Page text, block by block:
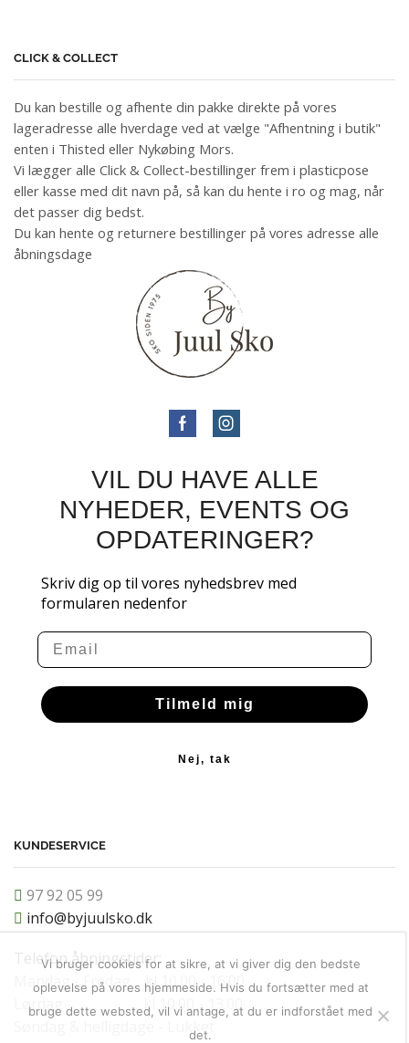
CLICK & COLLECT
Du kan bestille og afhente din pakke direkte på vores
lageradresse alle hverdage ved at vælge "Afhentning i butik"
enten i Thisted eller Nykøbing Mors.
Vi lægger alle Click & Collect-bestillinger frem i plasticpose
eller kasse med dit navn på, så kan du hente i ro og mag, når
det passer dig bedst.
Du kan hente og returnere bestillinger på vores adresse alle
åbningsdage
VIL DU HAVE ALLE
NYHEDER, EVENTS OG
OPDATERINGER?
Skriv dig op til vores nyhedsbrev med
formularen nedenfor
Email
Tilmeld mig
Nej, tak
KUNDESERVICE
97 92 05 99
info@byjuulsko.dk
Telefon åbningstider:
Mandag - Fredag kl 10.00 - 16.00
Lørdag kl 10.00 - 13.00
Søndag & helligdage - Lukket
Vi bruger cookies for at sikre, at vi giver dig den bedste
oplevelse på vores hjemmeside. Hvis du fortsætter med at
bruge dette websted, vil vi antage, at du er indforstået med
det.